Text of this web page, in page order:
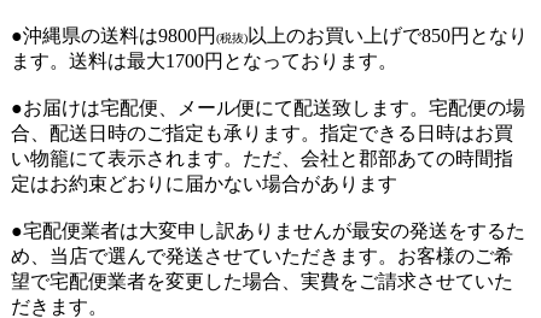
●沖縄県の送料は9800円 (税抜)以上のお買い上げで850円となり
ます。送料は最大1700円となっております。
●お届けは宅配便、メール便にて配送致します。宅配便の場
合、配送日時のご指定も承ります。指定できる日時はお買
い物籠にて表示されます。ただ、会社と郡部あての時間指
定はお約束どおりに届かない場合があります
●宅配便業者は大変申し訳ありませんが最安の発送をするた
め、当店で選んで発送させていただきます。お客様のご希
望で宅配便業者を変更した場合、実費をご請求させていた
だきます。